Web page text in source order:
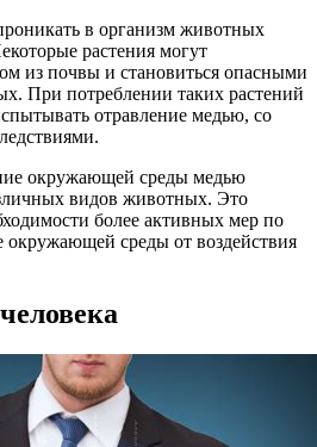
в организм животных
растения могут
из почвы и становиться опасными
При потреблении таких растений
отравление медью, со
окружающей среды медью
видов животных. Это
более активных мер по
среды от воздействия